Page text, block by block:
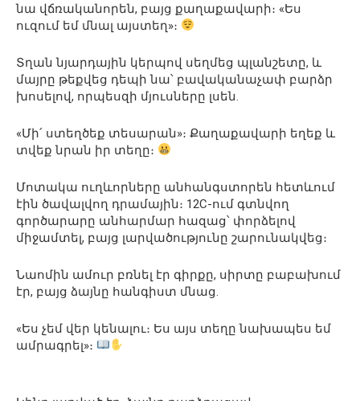
նա վճռականորեն, բայց քաղաքավարի։ «Ես
ուզում եմ մնալ այստեղ»։
Տղան նյարդային կերպով սեղմեց պլանշետը, և
մայրը թեքվեց դեպի նա՝ բավականաչափ բարձր
խոսելով, որպեսզի մյուսները լսեն.
«Մի՛ ստեղծեք տեսարան»։ Քաղաքավարի եղեք և
տվեք նրան իր տեղը։
Մոտակա ուղևորները անհանգստորեն հետևում
էին ծավալվող դրամային։ 12C-ում գտնվող
գործարարը անհարմար հազաց՝ փորձելով
միջամտել, բայց լարվածությունը շարունակվեց։
Նաոմին ամուր բռնել էր գիրքը, սիրտը բաբախում
էր, բայց ձայնը հանգիստ մնաց.
«Ես չեմ վեր կենալու։ Ես այս տեղը նախապես եմ
ամրագրել»։